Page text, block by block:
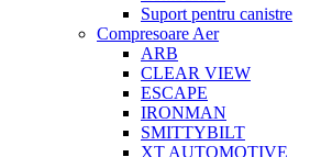
Suport pentru canistre
Compresoare Aer
ARB
CLEAR VIEW
ESCAPE
IRONMAN
SMITTYBILT
XT AUTOMOTIVE